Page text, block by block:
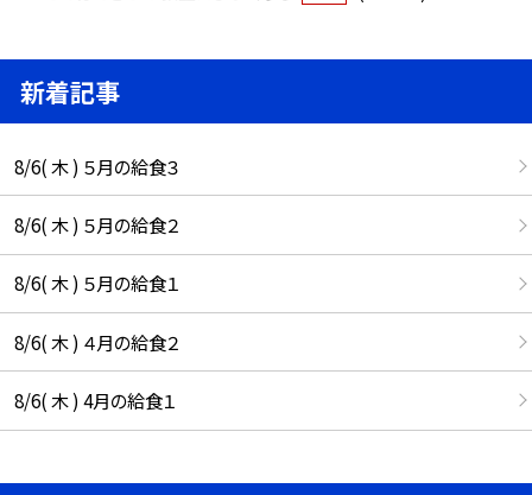
新着記事
8/6( 木 ) ５月の給食３
8/6( 木 ) ５月の給食２
8/6( 木 ) ５月の給食１
8/6( 木 ) ４月の給食２
8/6( 木 ) 4月の給食１